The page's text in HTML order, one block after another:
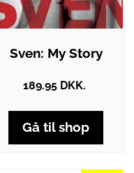
Sven: My Story
189.95 DKK.
Gå til shop